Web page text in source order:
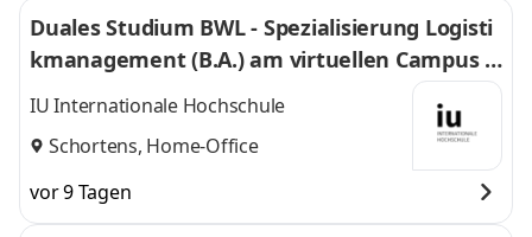
Duales Studium BWL - Spezialisierung Logisti
kmanagement (B.A.) am virtuellen Campus -
Nordfrost GmbH & Co. KG
IU Internationale Hochschule
Schortens, Home-Office
vor 9 Tagen